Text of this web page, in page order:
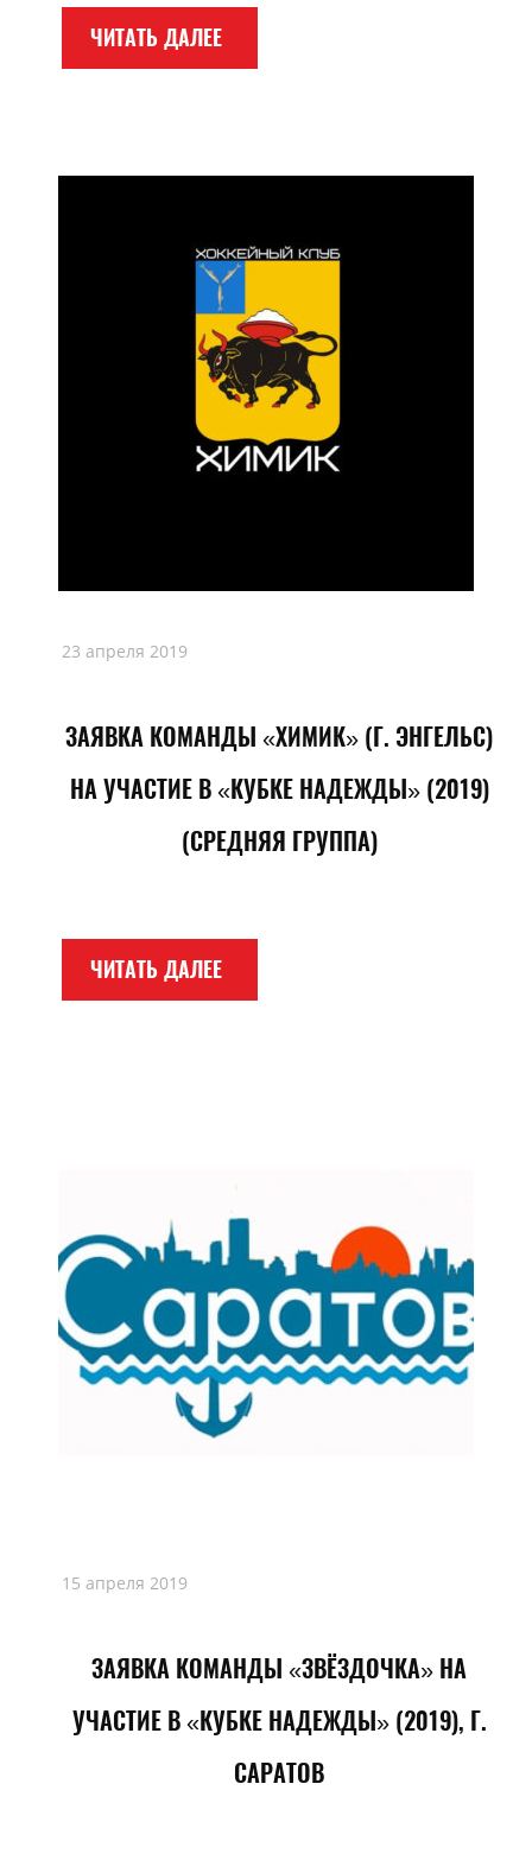
ЧИТАТЬ ДАЛЕЕ
23 апреля 2019
ЗАЯВКА КОМАНДЫ «ХИМИК» (Г. ЭНГЕЛЬС)
НА УЧАСТИЕ В «КУБКЕ НАДЕЖДЫ» (2019)
(СРЕДНЯЯ ГРУППА)
ЧИТАТЬ ДАЛЕЕ
15 апреля 2019
ЗАЯВКА КОМАНДЫ «ЗВЁЗДОЧКА» НА
УЧАСТИЕ В «КУБКЕ НАДЕЖДЫ» (2019), Г.
САРАТОВ